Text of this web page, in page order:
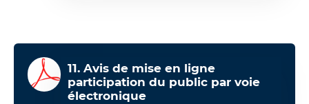
11. Avis de mise en ligne
participation du public par voie
électronique